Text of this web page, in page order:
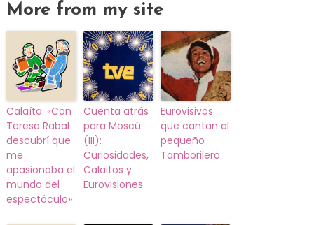
More from my site
Calaíta: «Con
Teresa Rabal
descubrí que
me
apasionaba el
mundo del
espectáculo»
Cuenta atrás
para Moscú
(III):
Curiosidades,
Calaitos y
Eurovisiones
Eurovisivos
que cantan al
pequeño
Tamborilero